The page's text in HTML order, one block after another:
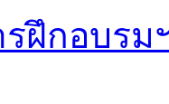
ฝึกอบรม